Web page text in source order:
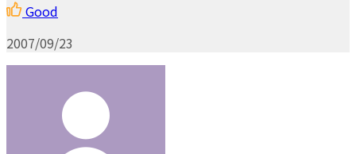
Good
2007/09/23